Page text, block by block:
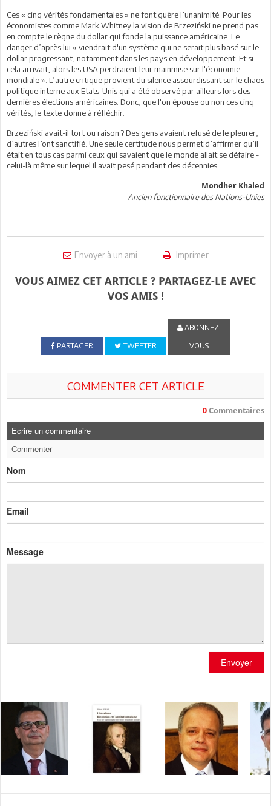
Ces « cinq vérités fondamentales » ne font guère l’unanimité. Pour les
économistes comme Mark Whitney la vision de Brzeziński ne prend pas
en compte le règne du dollar qui fonde la puissance américaine. Le
danger d’après lui « viendrait d'un système qui ne serait plus basé sur le
dollar progressant, notamment dans les pays en développement. Et si
cela arrivait, alors les USA perdraient leur mainmise sur l'économie
mondiale ». L’autre critique provient du silence assourdissant sur le chaos
politique interne aux Etats-Unis qui a été observé par ailleurs lors des
dernières élections américaines. Donc, que l'on épouse ou non ces cinq
vérités, le texte donne à réfléchir.
Brzeziński avait-il tort ou raison ? Des gens avaient refusé de le pleurer,
d’autres l’ont sanctifié. Une seule certitude nous permet d’affirmer qu’il
était en tous cas parmi ceux qui savaient que le monde allait se défaire -
celui-là même sur lequel il avait pesé pendant des décennies.
Mondher Khaled
Ancien fonctionnaire des Nations-Unies
Envoyer à un ami Imprimer
VOUS AIMEZ CET ARTICLE ? PARTAGEZ-LE AVEC
VOS AMIS !
PARTAGER TWEETER
ABONNEZ-
VOUS
COMMENTER CET ARTICLE
0 Commentaires
Ecrire un commentaire
Commenter
Nom
Email
Message
Envoyer